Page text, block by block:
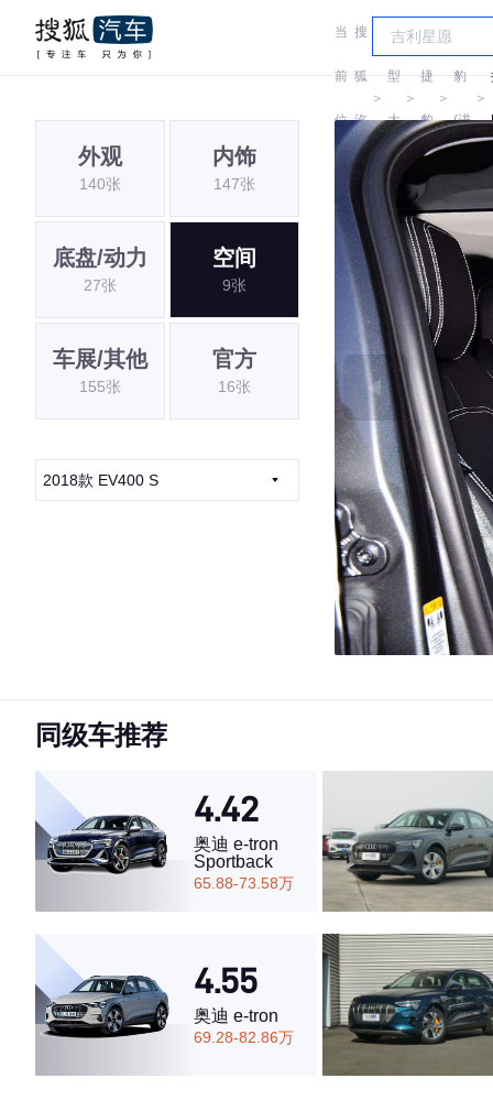
当
前
位
置:
搜
狐
汽
车
＞
车
型
大
全
＞
捷
豹
＞
豹
(进
＞
外观
140张
内饰
147张
底盘/动力
27张
空间
9张
车展/其他
155张
官方
16张
2018款 EV400 S
同级车推荐
4.42
奥迪 e-tron
Sportback
65.88-73.58万
4.55
奥迪 e-tron
69.28-82.86万